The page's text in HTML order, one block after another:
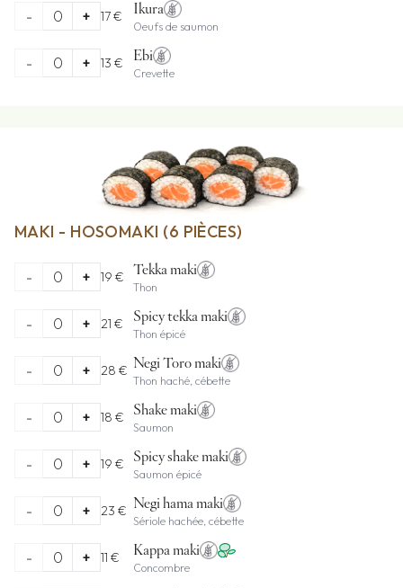
- 0 + 17 € Ikura
Oeufs de saumon
- 0 + 13 € Ebi
Crevette
MAKI - HOSOMAKI (6 PIÈCES)
- 0 + 19 € Tekka maki
Thon
- 0 + 21 € Spicy tekka maki
Thon épicé
- 0 + 28 € Negi Toro maki
Thon haché, cébette
- 0 + 18 € Shake maki
Saumon
- 0 + 19 € Spicy shake maki
Saumon épicé
- 0 + 23 € Negi hama maki
Sériole hachée, cébette
- 0 + 11 € Kappa maki
Concombre